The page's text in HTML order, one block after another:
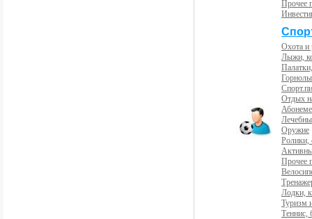
Прочее
Охота и
Лыжи,
Отдых
Оружие
Ролики,
Прочее
Лодки,
Туризм
Теннис,